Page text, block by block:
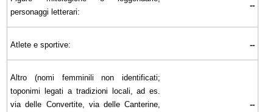
personaggi letterari:
--
Atlete e sportive: --
Altro (nomi femminili non identificati;
toponimi legati a tradizioni locali, ad es.
via delle Convertite, via delle Canterine,
--